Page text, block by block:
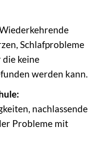
Schlafprobleme
keine
werden kann.
nachlassende
Probleme mit